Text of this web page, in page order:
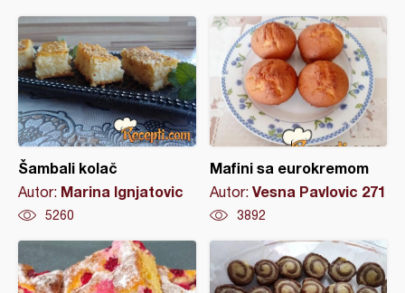
Šambali kolač
Autor: Marina Ignjatovic
5260
Mafini sa eurokremom
Autor: Vesna Pavlovic 271
3892